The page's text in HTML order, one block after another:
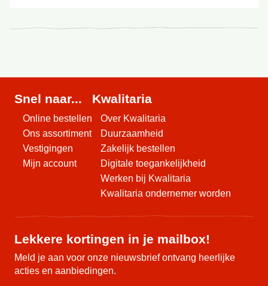
Snel naar...
Online bestellen
Ons assortiment
Vestigingen
Mijn account
Kwalitaria
Over Kwalitaria
Duurzaamheid
Zakelijk bestellen
Digitale toegankelijkheid
Werken bij Kwalitaria
Kwalitaria ondernemer worden
Lekkere kortingen in je mailbox!
Meld je aan voor onze nieuwsbrief ontvang heerlijke
acties en aanbiedingen.